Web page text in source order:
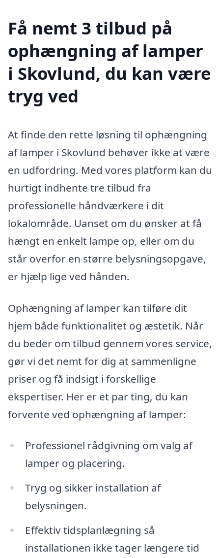
Få nemt 3 tilbud på
ophængning af lamper
i Skovlund, du kan være
tryg ved
At finde den rette løsning til ophængning
af lamper i Skovlund behøver ikke at være
en udfordring. Med vores platform kan du
hurtigt indhente tre tilbud fra
professionelle håndværkere i dit
lokalområde. Uanset om du ønsker at få
hængt en enkelt lampe op, eller om du
står overfor en større belysningsopgave,
er hjælp lige ved hånden.
Ophængning af lamper kan tilføre dit
hjem både funktionalitet og æstetik. Når
du beder om tilbud gennem vores service,
gør vi det nemt for dig at sammenligne
priser og få indsigt i forskellige
ekspertiser. Her er et par ting, du kan
forvente ved ophængning af lamper:
Professionel rådgivning om valg af
lamper og placering.
Tryg og sikker installation af
belysningen.
Effektiv tidsplanlægning så
installationen ikke tager længere tid